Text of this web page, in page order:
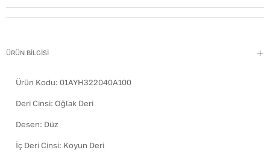
ÜRÜN BİLGİSİ
Ürün Kodu: 01AYH322040A100
Deri Cinsi: Oğlak Deri
Desen: Düz
İç Deri Cinsi: Koyun Deri